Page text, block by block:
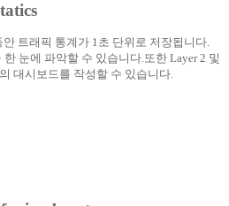
안 트래픽 통계가 1초 단위로 저장됩니다.
눈에 파악할 수 있습니다. 또한 Layer 2 및
대시보드를 작성할 수 있습니다.